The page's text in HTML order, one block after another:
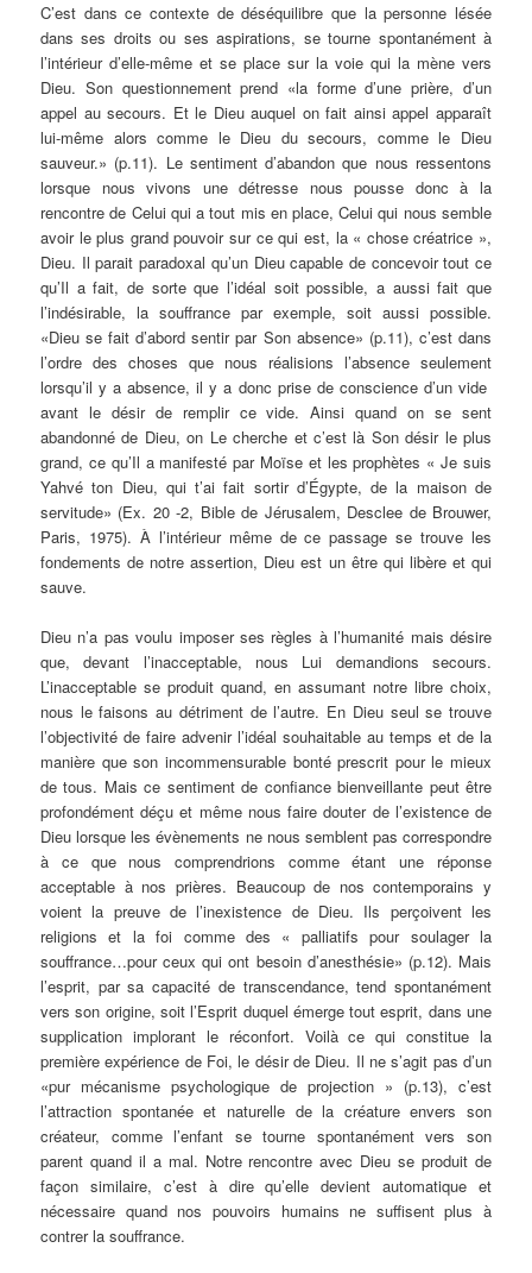
C’est dans ce contexte de déséquilibre que la personne lésée
dans ses droits ou ses aspirations, se tourne spontanément à
l’intérieur d’elle-même et se place sur la voie qui la mène vers
Dieu. Son questionnement prend «la forme d’une prière, d’un
appel au secours. Et le Dieu auquel on fait ainsi appel apparaît
lui-même alors comme le Dieu du secours, comme le Dieu
sauveur.» (p.11). Le sentiment d’abandon que nous ressentons
lorsque nous vivons une détresse nous pousse donc à la
rencontre de Celui qui a tout mis en place, Celui qui nous semble
avoir le plus grand pouvoir sur ce qui est, la « chose créatrice »,
Dieu. Il parait paradoxal qu’un Dieu capable de concevoir tout ce
qu’Il a fait, de sorte que l’idéal soit possible, a aussi fait que
l’indésirable, la souffrance par exemple, soit aussi possible.
«Dieu se fait d’abord sentir par Son absence» (p.11), c’est dans
l’ordre des choses que nous réalisions l’absence seulement
lorsqu’il y a absence, il y a donc prise de conscience d’un vide
avant le désir de remplir ce vide. Ainsi quand on se sent
abandonné de Dieu, on Le cherche et c’est là Son désir le plus
grand, ce qu’Il a manifesté par Moïse et les prophètes « Je suis
Yahvé ton Dieu, qui t’ai fait sortir d’Égypte, de la maison de
servitude» (Ex. 20 -2, Bible de Jérusalem, Desclee de Brouwer,
Paris, 1975). À l’intérieur même de ce passage se trouve les
fondements de notre assertion, Dieu est un être qui libère et qui
sauve.
Dieu n’a pas voulu imposer ses règles à l’humanité mais désire
que, devant l’inacceptable, nous Lui demandions secours.
L’inacceptable se produit quand, en assumant notre libre choix,
nous le faisons au détriment de l’autre. En Dieu seul se trouve
l’objectivité de faire advenir l’idéal souhaitable au temps et de la
manière que son incommensurable bonté prescrit pour le mieux
de tous. Mais ce sentiment de confiance bienveillante peut être
profondément déçu et même nous faire douter de l’existence de
Dieu lorsque les évènements ne nous semblent pas correspondre
à ce que nous comprendrions comme étant une réponse
acceptable à nos prières. Beaucoup de nos contemporains y
voient la preuve de l’inexistence de Dieu. Ils perçoivent les
religions et la foi comme des « palliatifs pour soulager la
souffrance…pour ceux qui ont besoin d’anesthésie» (p.12). Mais
l’esprit, par sa capacité de transcendance, tend spontanément
vers son origine, soit l’Esprit duquel émerge tout esprit, dans une
supplication implorant le réconfort. Voilà ce qui constitue la
première expérience de Foi, le désir de Dieu. Il ne s’agit pas d’un
«pur mécanisme psychologique de projection » (p.13), c’est
l’attraction spontanée et naturelle de la créature envers son
créateur, comme l’enfant se tourne spontanément vers son
parent quand il a mal. Notre rencontre avec Dieu se produit de
façon similaire, c’est à dire qu’elle devient automatique et
nécessaire quand nos pouvoirs humains ne suffisent plus à
contrer la souffrance.